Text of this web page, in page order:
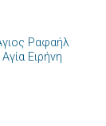
Πρόσθήκη
στην λίστα
Ραφαήλ
Ειρήνη